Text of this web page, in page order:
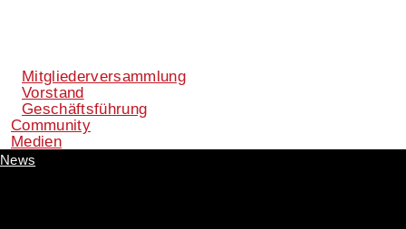
Mitgliederversammlung
Vorstand
Geschäftsführung
Community
Medien
News